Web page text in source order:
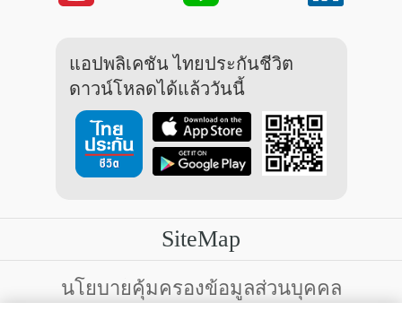
แอปพลิเคชัน ไทยประกันชีวิต
ดาวน์โหลดได้แล้ววันนี้
SiteMap
บริการลูกค้า
นโยบายคุ้มครองข้อมูลส่วนบุคคล